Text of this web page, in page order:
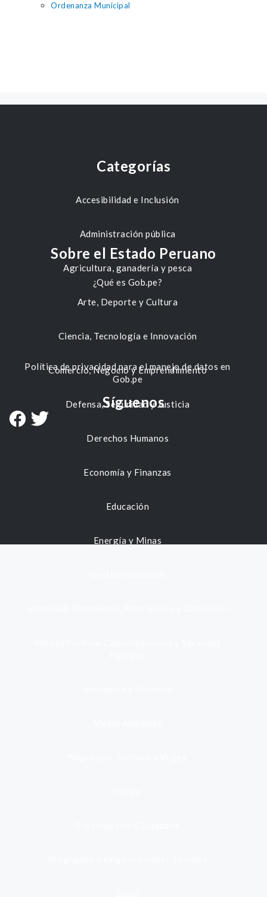
Ordenanza Municipal
Categorías
Accesibilidad e Inclusión
Administración pública
Agricultura, ganadería y pesca
Arte, Deporte y Cultura
Ciencia, Tecnología e Innovación
Comercio, Negocio y Emprendimiento
Defensa, Seguridad y Justicia
Derechos Humanos
Economía y Finanzas
Educación
Energía y Minas
Sobre el Estado Peruano
¿Qué es Gob.pe?
Política de privacidad para el manejo de datos en
Gob.pe
Síguenos